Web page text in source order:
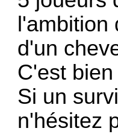
d'un
C'est
Si un
n'hésitez